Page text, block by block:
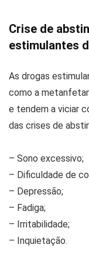
Crise de
estimulantes
As drogas
como a
e tendem a viciar
das crises de
– Sono excessivo;
– Dificuldade de
– Depressão;
– Fadiga;
– Irritabilidade;
– Inquietação.